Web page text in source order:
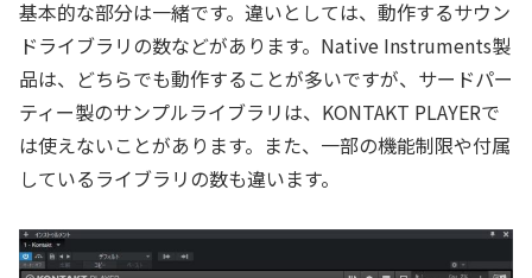
基本的な部分は一緒です。違いとしては、動作するサウン
ドライブラリの数などがあります。Native Instruments製
品は、どちらでも動作することが多いですが、サードパー
ティー製のサンプルライブラリは、KONTAKT PLAYERで
は使えないことがあります。また、一部の機能制限や付属
しているライブラリの数も違います。